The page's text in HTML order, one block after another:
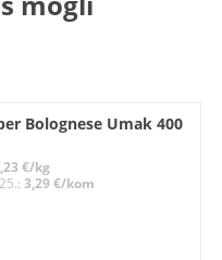
Bolognese Umak 400
€/kg
3,29 €/kom